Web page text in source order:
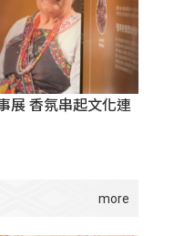
展 香氛串起文化連